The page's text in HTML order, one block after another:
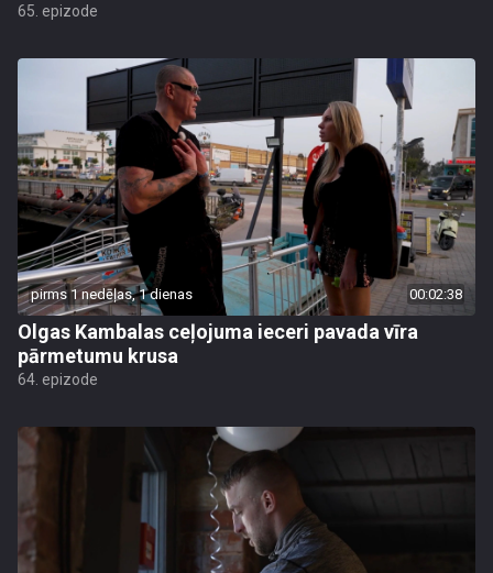
65. epizode
pirms 1 nedēļas, 1 dienas 00:02:38
Olgas Kambalas ceļojuma ieceri pavada vīra
pārmetumu krusa
64. epizode